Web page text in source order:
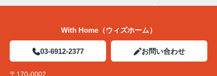
With Home（ウィズホーム）
03-6912-2377 お問い合わせ
〒170-0002